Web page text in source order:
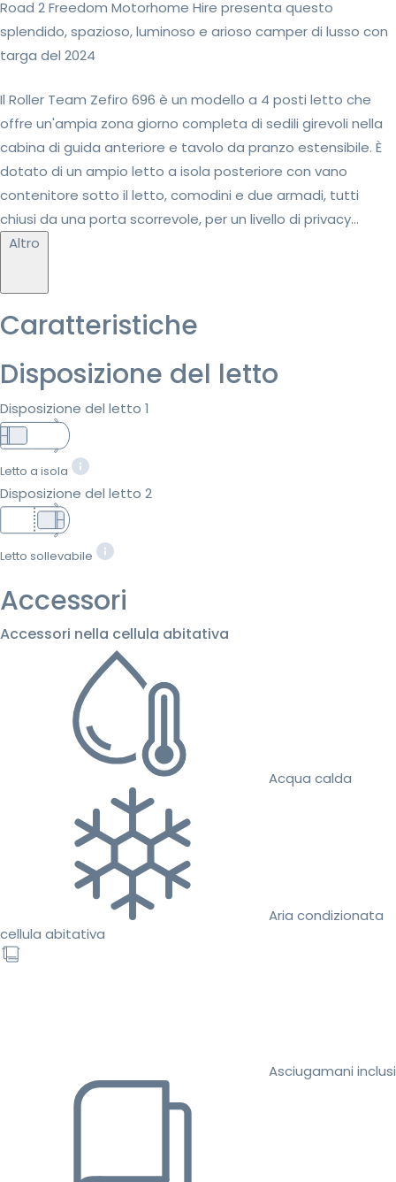
Road 2 Freedom Motorhome Hire presenta questo
splendido, spazioso, luminoso e arioso camper di lusso con
targa del 2024
Il Roller Team Zefiro 696 è un modello a 4 posti letto che
offre un'ampia zona giorno completa di sedili girevoli nella
cabina di guida anteriore e tavolo da pranzo estensibile. È
dotato di un ampio letto a isola posteriore con vano
contenitore sotto il letto, comodini e due armadi, tutti
chiusi da una porta scorrevole, per un livello di privacy...
Altro
Caratteristiche
Disposizione del letto
Disposizione del letto 1
Letto a isola
Disposizione del letto 2
Letto sollevabile
Accessori
Accessori nella cellula abitativa
Acqua calda
Aria condizionata
cellula abitativa
Asciugamani inclusi